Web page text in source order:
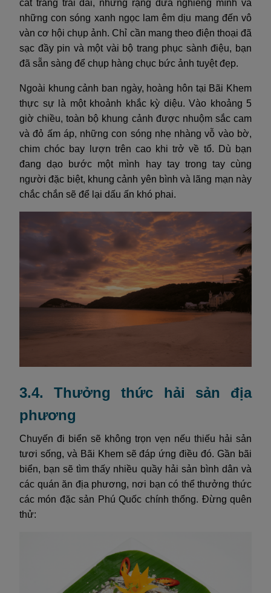
cát trắng trải dài, những rặng dừa nghiêng mình và
những con sóng xanh ngọc lam êm dịu mang đến vô
vàn cơ hội chụp ảnh. Chỉ cần mang theo điện thoại đã
sạc đầy pin và một vài bộ trang phục sành điệu, bạn
đã sẵn sàng để chụp hàng chục bức ảnh tuyệt đẹp.
Ngoài khung cảnh ban ngày, hoàng hôn tại Bãi Khem
thực sự là một khoảnh khắc kỳ diệu. Vào khoảng 5
giờ chiều, toàn bộ khung cảnh được nhuộm sắc cam
và đỏ ấm áp, những con sóng nhẹ nhàng vỗ vào bờ,
chim chóc bay lượn trên cao khi trở về tổ. Dù bạn
đang dạo bước một mình hay tay trong tay cùng
người đặc biệt, khung cảnh yên bình và lãng mạn này
chắc chắn sẽ để lại dấu ấn khó phai.
3.4. Thưởng thức hải sản địa
phương
Chuyến đi biển sẽ không trọn vẹn nếu thiếu hải sản
tươi sống, và Bãi Khem sẽ đáp ứng điều đó. Gần bãi
biển, bạn sẽ tìm thấy nhiều quầy hải sản bình dân và
các quán ăn địa phương, nơi bạn có thể thưởng thức
các món đặc sản Phú Quốc chính thống. Đừng quên
thử: